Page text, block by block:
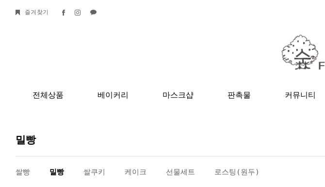
즐겨찾기
전체상품 베이커리 마스크샵 판촉물 커뮤니티
밀빵
쌀빵 밀빵 쌀쿠키 케이크 선물세트 로스팅(원두)